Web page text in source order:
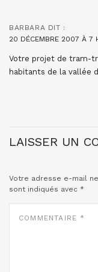
BARBARA DIT :
20 DÉCEMBRE 2007 À 7
Votre projet de tram-
habitants de la vallée
LAISSER UN
Votre adresse e-mail
sont indiqués avec *